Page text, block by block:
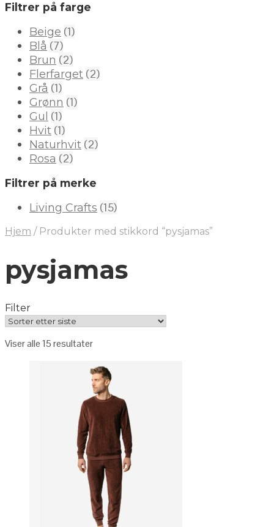
Filtrer på farge
Beige (1)
Blå (7)
Brun (2)
Flerfarget (2)
Grå (1)
Grønn (1)
Gul (1)
Hvit (1)
Naturhvit (2)
Rosa (2)
Filtrer på merke
Living Crafts (15)
Hjem / Produkter med stikkord “pysjamas”
pysjamas
Filter
Viser alle 15 resultater